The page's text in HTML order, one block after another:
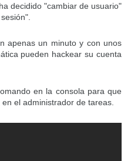
decidido "cambiar de usuario"
apenas un minuto y con unos
pueden hackear su cuenta
en la consola para que
el administrador de tareas.